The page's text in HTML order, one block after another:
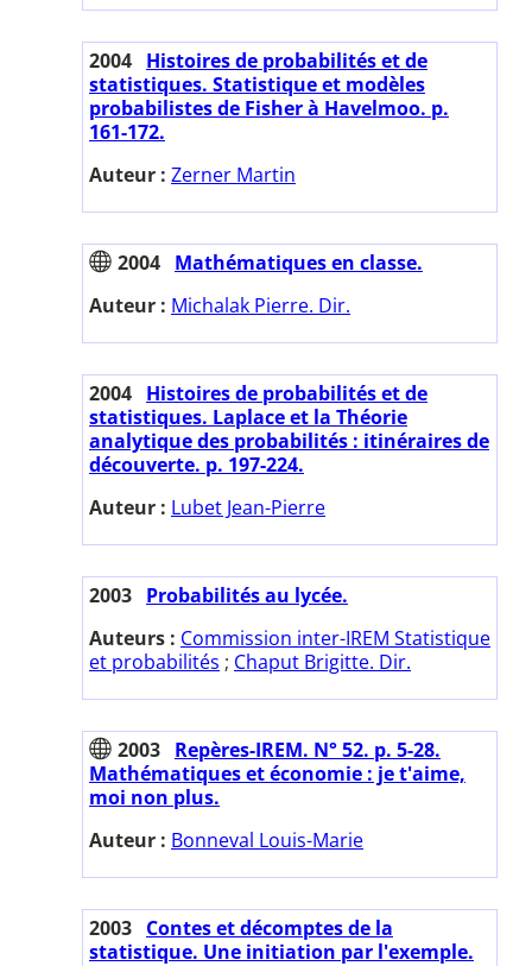
2004 Histoires de probabilités et de
statistiques. Statistique et modèles
probabilistes de Fisher à Havelmoo. p.
161-172.
Auteur : Zerner Martin
2004 Mathématiques en classe.
Auteur : Michalak Pierre. Dir.
2004 Histoires de probabilités et de
statistiques. Laplace et la Théorie
analytique des probabilités : itinéraires de
découverte. p. 197-224.
Auteur : Lubet Jean-Pierre
2003 Probabilités au lycée.
Auteurs : Commission inter-IREM Statistique
et probabilités ; Chaput Brigitte. Dir.
2003 Repères-IREM. N° 52. p. 5-28.
Mathématiques et économie : je t'aime,
moi non plus.
Auteur : Bonneval Louis-Marie
2003 Contes et décomptes de la
statistique. Une initiation par l'exemple.